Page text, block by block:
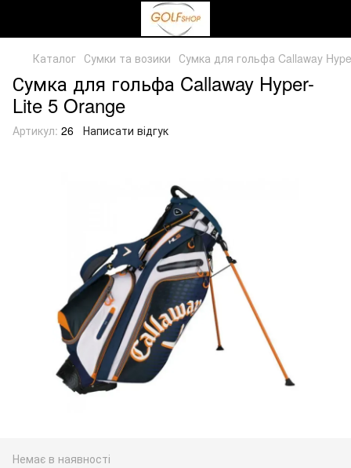
Каталог Сумки та возики Сумка для гольфа Callaway
Сумка для гольфа Callaway Hyper-
Lite 5 Orange
Артикул: 26 Написати відгук
Немає в наявності